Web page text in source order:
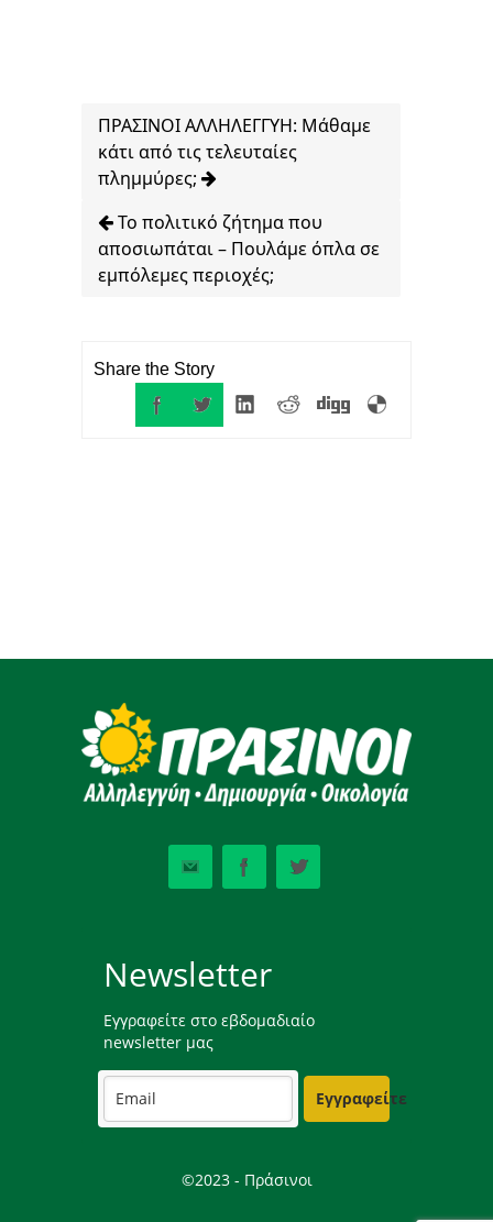
ΠΡΑΣΙΝΟΙ ΑΛΛΗΛΕΓΓΥΗ: Μάθαμε
κάτι από τις τελευταίες
πλημμύρες;
Το πολιτικό ζήτημα που
αποσιωπάται – Πουλάμε όπλα σε
εμπόλεμες περιοχές;
Share the Story
Newsletter
Εγγραφείτε στο εβδομαδιαίο
newsletter μας
Εγγραφείτε
©2023 - Πράσινοι